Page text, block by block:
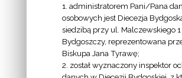
INFORMACJE
Z
EKAI.PL:
1. administratorem Pani/Pana
osobowych jest Diecezja
siedzibą przy ul. Malczewskiego
Bydgoszczy, reprezentowana
Biskupa Jana Tyrawę;
2. został wyznaczony inspektor